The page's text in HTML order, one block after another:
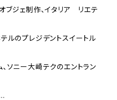
ブジェ制作、イタリア リエテ
ルのプレジデントスイートル
ソニー大崎テクのエントラン